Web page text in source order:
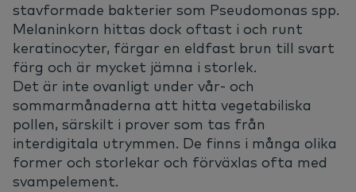
stavformade bakterier som Pseudomonas spp.
Melaninkorn hittas dock oftast i och runt
keratinocyter, färgar en eldfast brun till svart
färg och är mycket jämna i storlek.
Det är inte ovanligt under vår- och
sommarmånaderna att hitta vegetabiliska
pollen, särskilt i prover som tas från
interdigitala utrymmen. De finns i många olika
former och storlekar och förväxlas ofta med
svampelement.